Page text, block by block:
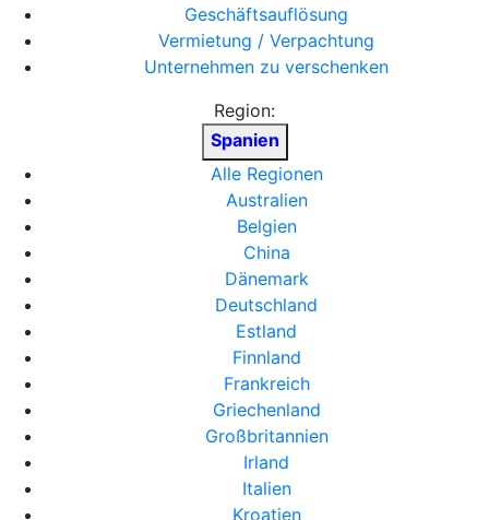
Geschäftsauflösung
Vermietung / Verpachtung
Unternehmen zu verschenken
Region:
Spanien
Alle Regionen
Australien
Belgien
China
Dänemark
Deutschland
Estland
Finnland
Frankreich
Griechenland
Großbritannien
Irland
Italien
Kroatien